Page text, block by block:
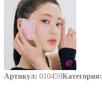
Артикул: 010459Категория: